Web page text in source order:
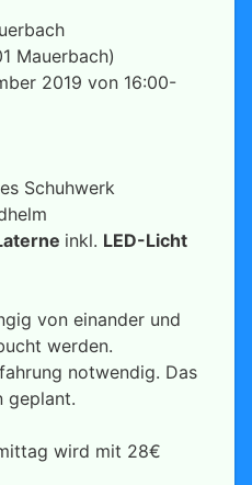
Mauerbach)
2019 von 16:00-
Schuhwerk
inkl. LED-Licht
von einander und
werden.
notwendig. Das
geplant.
wird mit 28€